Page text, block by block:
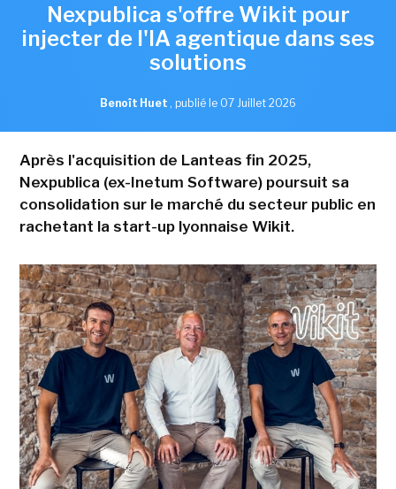
Nexpublica s'offre Wikit pour
injecter de l'IA agentique dans ses
solutions
Benoît Huet , publié le 07 Juillet 2026
Après l'acquisition de Lanteas fin 2025,
Nexpublica (ex-Inetum Software) poursuit sa
consolidation sur le marché du secteur public en
rachetant la start-up lyonnaise Wikit.